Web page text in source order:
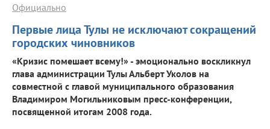
Первые лица Тулы не исключают сокращений
городских чиновников
Официально
«Кризис помешает всему!» - эмоционально воскликнул
глава администрации Тулы Альберт Уколов на
совместной с главой муниципального образования
Владимиром Могильниковым пресс-конференции,
посвященной итогам 2008 года.